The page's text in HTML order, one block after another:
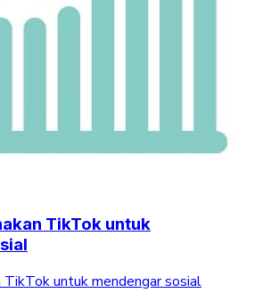
TikTok untuk
TikTok untuk mendengar sosial